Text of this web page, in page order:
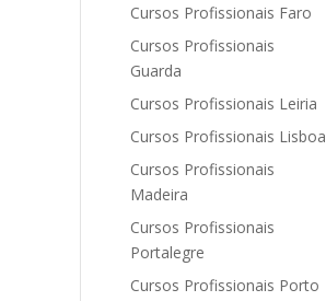
Cursos Profissionais Faro
Cursos Profissionais
Guarda
Cursos Profissionais Leiria
Cursos Profissionais Lisboa
Cursos Profissionais
Madeira
Cursos Profissionais
Portalegre
Cursos Profissionais Porto